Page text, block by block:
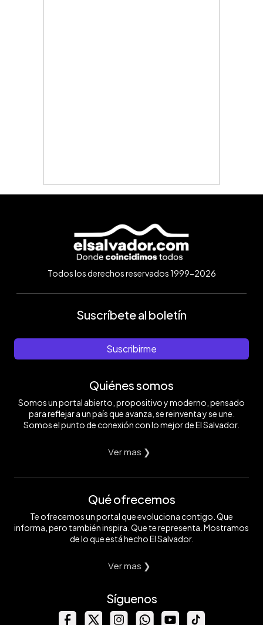
Todos los derechos reservados 1999-2026
Suscríbete al boletín
Suscribirme
Quiénes somos
Somos un portal abierto, propositivo y moderno, pensado
para reflejar a un país que avanza, se reinventa y se une.
Somos el punto de conexión con lo mejor de El Salvador.
Ver mas ❯
Qué ofrecemos
Te ofrecemos un portal que evoluciona contigo. Que
informa, pero también inspira. Que te representa. Mostramos
de lo que está hecho El Salvador.
Ver mas ❯
Síguenos